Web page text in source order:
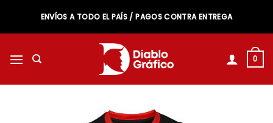
contenido
ENVÍOS A TODO EL PAÍS / PAGOS CONTRA ENTREGA
0